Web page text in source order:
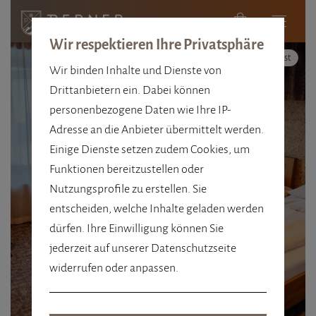
Hoher Kontrast
GRÖSSE 43 M²
FAMILIEN­ZIMMER IN
OBERTAUERN
Wir respektieren Ihre Privatsphäre
Wir binden Inhalte und Dienste von
Drittanbietern ein. Dabei können
personenbezogene Daten wie Ihre IP-
Adresse an die Anbieter übermittelt werden.
Einige Dienste setzen zudem Cookies, um
Funktionen bereitzustellen oder
Nutzungsprofile zu erstellen. Sie
entscheiden, welche Inhalte geladen werden
dürfen. Ihre Einwilligung können Sie
jederzeit auf unserer Datenschutzseite
widerrufen oder anpassen.